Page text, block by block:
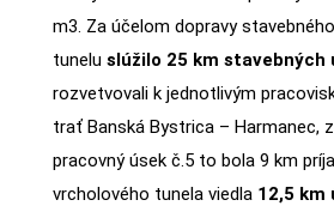
m3. Za účelom dopravy
tunelu slúžilo 25 km stavebných
rozvetvovali k jednotlivým
trať Banská Bystrica – Harmanec,
pracovný úsek č.5 to bola 9 km
vrcholového tunela viedla 12,5 km